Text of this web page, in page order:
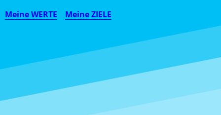
Meine WERTE Meine ZIELE